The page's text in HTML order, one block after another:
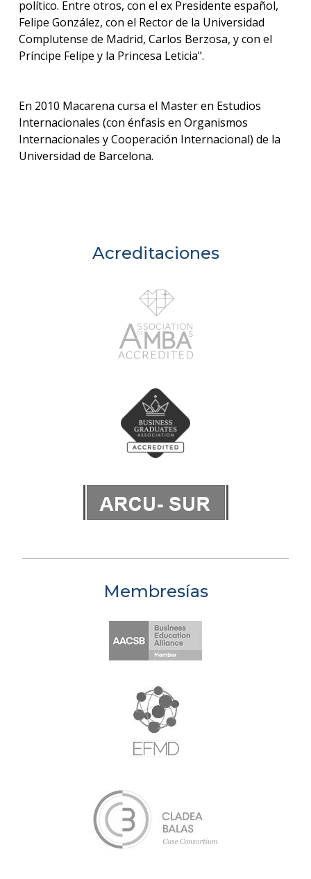
político. Entre otros, con el ex Presidente español,
Felipe González, con el Rector de la Universidad
Complutense de Madrid, Carlos Berzosa, y con el
Príncipe Felipe y la Princesa Leticia".
En 2010 Macarena cursa el Master en Estudios
Internacionales (con énfasis en Organismos
Internacionales y Cooperación Internacional) de la
Universidad de Barcelona.
Acreditaciones
Membresías